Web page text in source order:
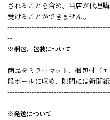
されることを含め、当店が代理
受けることができません。
--
※梱包、包装について
商品をミラーマット、梱包材（
段ボールに収め、隙間には新聞
--
※発送について